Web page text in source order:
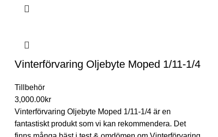
Vinterförvaring Oljebyte Moped 1/11-1/4
Tillbehör
3,000.00kr
Vinterförvaring Oljebyte Moped 1/11-1/4 är en
fantastiskt produkt som vi kan rekommendera. Det